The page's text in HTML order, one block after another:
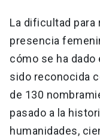
La dificultad para
presencia
cómo se ha dado
sido reconocida
de 130
pasado a la
humanidades,